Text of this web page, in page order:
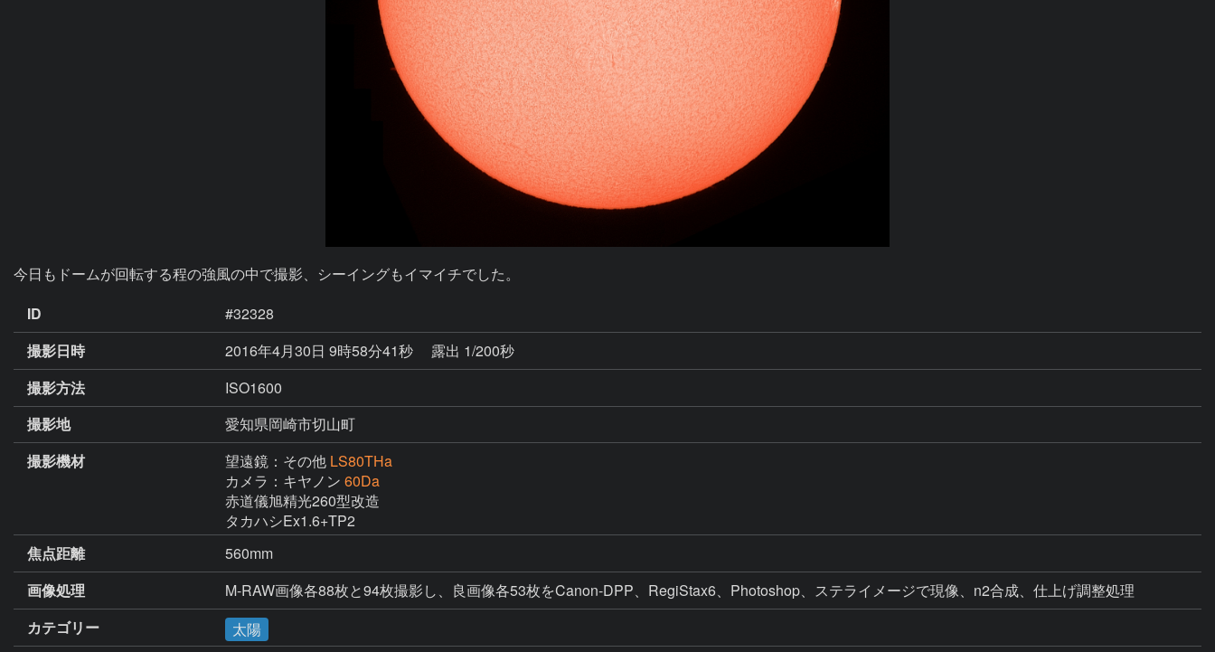
今日もドームが回転する程の強風の中で撮影、シーイングもイマイチでした。
ID
#32328
撮影日時
2016年4月30日 9時58分41秒
露出 1/200秒
撮影方法
ISO1600
撮影地
愛知県岡崎市切山町
撮影機材
望遠鏡：その他 LS80THa
カメラ：キヤノン 60Da
赤道儀旭精光260型改造
タカハシEx1.6+TP2
焦点距離
560mm
画像処理
M-RAW画像各88枚と94枚撮影し、良画像各53枚をCanon-DPP、RegiStax6、Photoshop、ステライメージで現像、n2合成、仕上げ調整処理
カテゴリー
太陽